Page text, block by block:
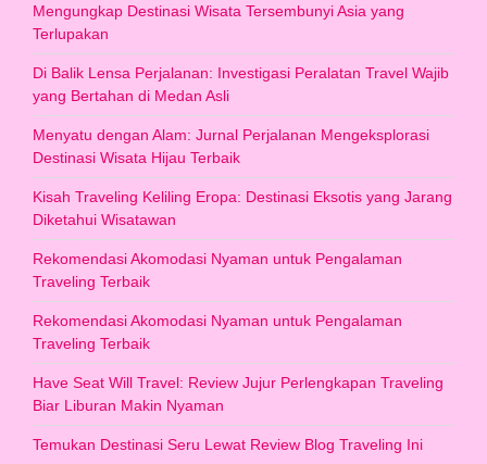
Mengungkap Destinasi Wisata Tersembunyi Asia yang
Terlupakan
Di Balik Lensa Perjalanan: Investigasi Peralatan Travel Wajib
yang Bertahan di Medan Asli
Menyatu dengan Alam: Jurnal Perjalanan Mengeksplorasi
Destinasi Wisata Hijau Terbaik
Kisah Traveling Keliling Eropa: Destinasi Eksotis yang Jarang
Diketahui Wisatawan
Rekomendasi Akomodasi Nyaman untuk Pengalaman
Traveling Terbaik
Rekomendasi Akomodasi Nyaman untuk Pengalaman
Traveling Terbaik
Have Seat Will Travel: Review Jujur Perlengkapan Traveling
Biar Liburan Makin Nyaman
Temukan Destinasi Seru Lewat Review Blog Traveling Ini